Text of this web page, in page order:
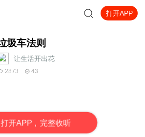
打开APP
圾车法则
让生活开出花
2873 43
打开APP，完整收听